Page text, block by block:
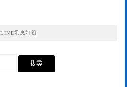
LINE訊息訂閱